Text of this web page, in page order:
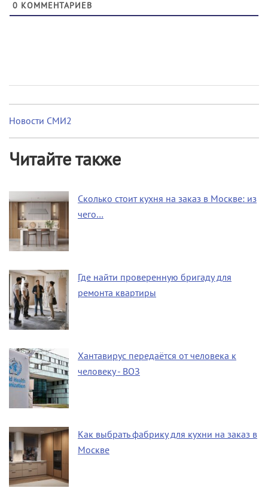
0 КОММЕНТАРИЕВ
Новости СМИ2
Читайте также
Сколько стоит кухня на заказ в Москве: из
чего…
Где найти проверенную бригаду для
ремонта квартиры
Хантавирус передаётся от человека к
человеку - ВОЗ
Как выбрать фабрику для кухни на заказ в
Москве